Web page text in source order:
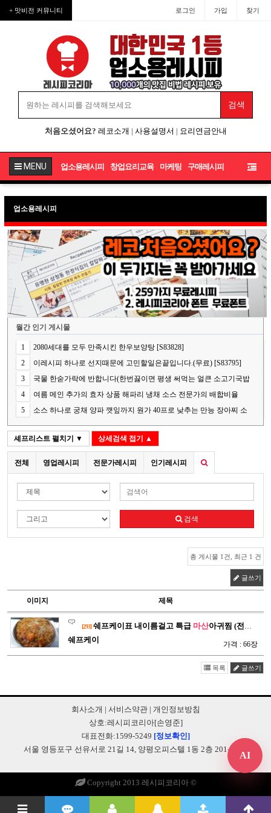
+ 맛비전 커뮤니티 로그인 가입 찾기
처음오셨어요? 레코소개 | 사용설명서 | 요리연금안내
MENU 업소용레시피 창업요리교육 마케팅 구매레시피
업소용레시피
월간 인기 게시물
1
2080세대를 모두 만족시킨 한우보양탕 [S83828]
2
이레시피 하나로 선지때문에 고민할일은끝입니다.(무료) [S83795]
3
국물 한숟가락에 반합니다(한번끓이면 평생 써먹는 얼큰 소고기국밥
의 핵심 비법) [S83848]
4
여름 메인 추가의 효자 상품 해파리 냉채 소스 전문가의 배합비율
[S83787]
5
소스 하나로 궁채 양파 깻잎까지 원가 40프로 낮추는 만능 장아찌 소
스[S83841]
셰프리스트 펼치기 ▼ 상세검색 접기 ▲
전체 영업레시피 전문가레시피 인기레시피
검색
총 게시물 1건, 최근 1 건
글쓰기
이미지 제목
[293] 쉐프케이표 내이름걸고 특급 마산아귀찜 (전문점보다 맛 확실) …
쉐프케이
가격 : 66장
목록 글쓰기
회사소개 | 서비스약관| 개인정보방침
상호:레시피코리아[손영준]
대표전화:1599-5249 [정보확인]
서울 영등포구 선유서로 21길 14, 양평오피스텔 1동 2층 201-B248
Copyright 2013 레시피코리아 ©
AI